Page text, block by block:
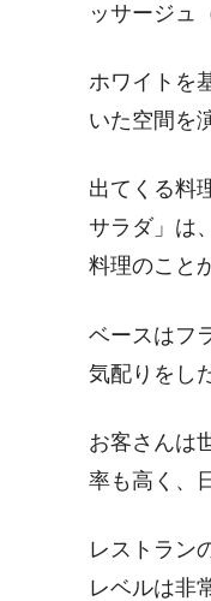
ッサージュ
ホワイトを
いた空間を
出てくる料
サラダ」は
料理のこと
ベースはフ
気配りをし
お客さんは
率も高く、
レストラン
レベルは非